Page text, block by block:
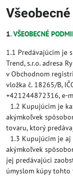
1. VŠEOBECNÉ
1.1 Predávajúcim je
Trend, s.r.o. adresa
v Obchodnom
vložka č. 18265/B,
+421244872316, e-
1.2 Kupujúcim je
akýmkoľvek
tovaru, ktorý
1.3 Kupujúcim je aj
akýmkoľvek
jej predávajúci
úmyslom kúpy tohto